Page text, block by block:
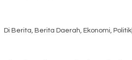
Di Berita, Berita Daerah, Ekonomi, Politik